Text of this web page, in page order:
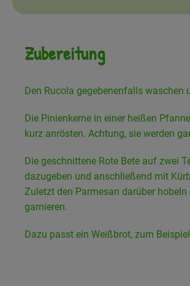
Zubereitung
Den Rucola gegebenenfalls waschen
Die Pinienkerne in einer heißen
kurz anrösten. Achtung, sie werden
Die geschnittene Rote Bete auf zwei
dazugeben und anschließend mit
Zuletzt den Parmesan darüber
garnieren.
Dazu passt ein Weißbrot, zum